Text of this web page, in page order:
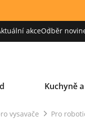
akceOdběr
Kuchyně
vysavače Pro